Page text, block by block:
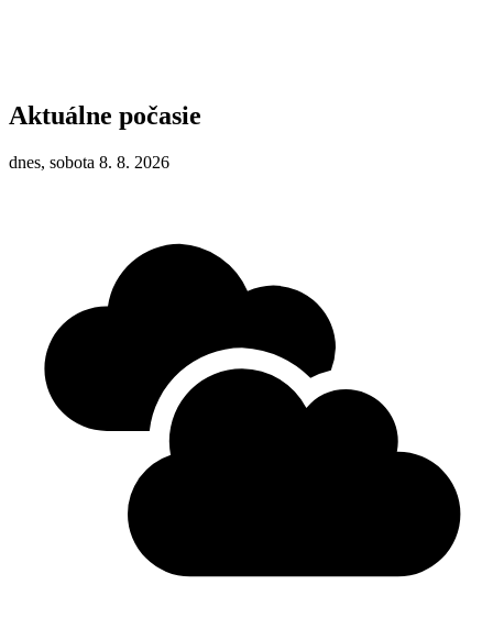
Aktuálne počasie
dnes, sobota 8. 8. 2026